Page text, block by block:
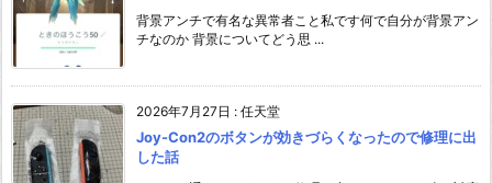
背景アンチで有名な異常者こと私です何で自分が背景アン
チなのか 背景についてどう思 ...
2026年7月27日 : 任天堂
Joy-Con2のボタンが効きづらくなったので修理に出
した話